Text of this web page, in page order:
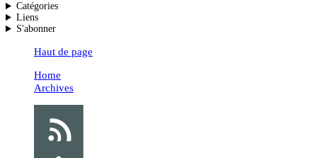
Catégories
Liens
S'abonner
Haut de page
Home
Archives